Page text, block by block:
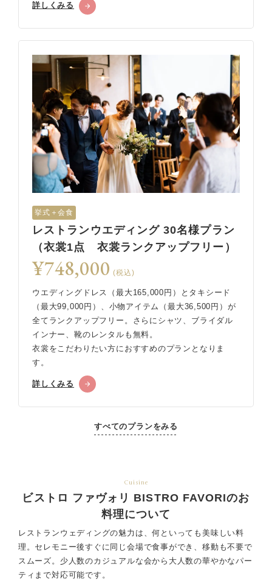
詳しくみる
挙式＋会食
レストランウエディング 30名様プラン
（衣裳1点 衣裳ランクアップフリー）
¥748,000 (税込)
ウエディングドレス（最大165,000円）とタキシード
（最大99,000円）、小物アイテム（最大36,500円）が
全てランクアップフリー。さらにシャツ、ブライダル
インナー、靴のレンタルも無料。
衣裳をこだわりたい方におすすめのプランとなりま
す。
詳しくみる
すべてのプランをみる
Cuisine
ビストロ ファヴォリ BISTRO FAVORIのお
料理について
レストランウェディングの魅力は、何といっても美味しい料
理。セレモニー後すぐに同じ会場で食事ができ、移動も不要で
スムーズ。少人数のカジュアルな会から大人数の華やかなパー
ティまで対応可能です。